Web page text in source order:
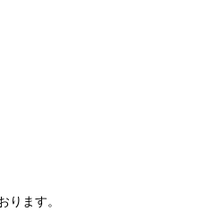
ります。